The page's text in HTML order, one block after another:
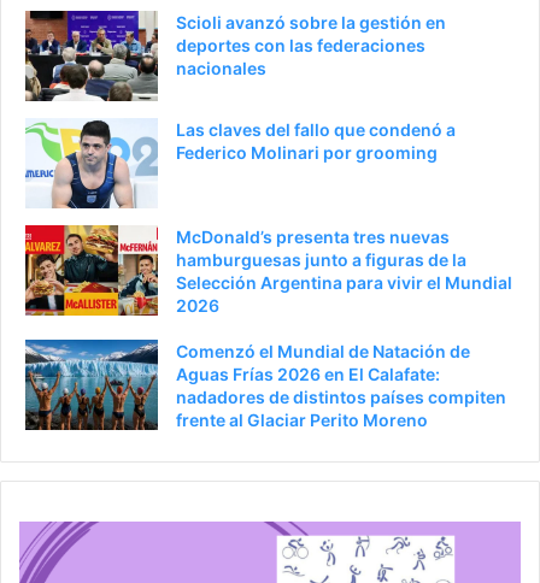
e
r
o
p
i
Scioli avanzó sobre la gestión en
deportes con las federaciones
nacionales
Las claves del fallo que condenó a
Federico Molinari por grooming
McDonald’s presenta tres nuevas
hamburguesas junto a figuras de la
Selección Argentina para vivir el Mundial
2026
Comenzó el Mundial de Natación de
Aguas Frías 2026 en El Calafate:
nadadores de distintos países compiten
frente al Glaciar Perito Moreno